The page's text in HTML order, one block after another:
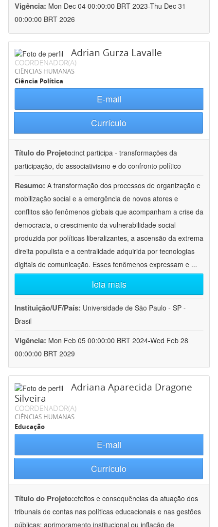
Vigência: Mon Dec 04 00:00:00 BRT 2023-Thu Dec 31
00:00:00 BRT 2026
Adrian Gurza Lavalle
COORDENADOR(A)
CIÊNCIAS HUMANAS
Ciência Política
E-mail
Currículo
Título do Projeto:inct participa - transformações da
participação, do associativismo e do confronto político
Resumo: A transformação dos processos de organização e
mobilização social e a emergência de novos atores e
conflitos são fenômenos globais que acompanham a crise da
democracia, o crescimento da vulnerabilidade social
produzida por políticas liberalizantes, a ascensão da extrema
direita populista e a centralidade adquirida por tecnologias
digitais de comunicação. Esses fenômenos expressam e ...
leia mais
Instituição/UF/País: Universidade de São Paulo - SP -
Brasil
Vigência: Mon Feb 05 00:00:00 BRT 2024-Wed Feb 28
00:00:00 BRT 2029
Adriana Aparecida Dragone
Silveira
COORDENADOR(A)
CIÊNCIAS HUMANAS
Educação
E-mail
Currículo
Título do Projeto:efeitos e consequências da atuação dos
tribunais de contas nas políticas educacionais e nas gestões
públicas: aprimoramento institucional ou inflação de